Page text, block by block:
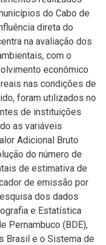
do Cabo de
direta do
na avaliação dos
com o
econômico
nas condições de
foram utilizados no
de instituições
as variáveis
Adicional Bruto
do número de
de estimativa de
de emissão por
dos dados
e Estatística
Pernambuco (BDE),
Brasil e o Sistema de